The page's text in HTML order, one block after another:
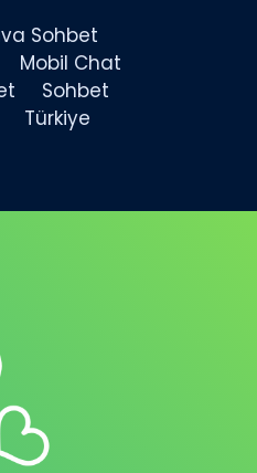
Sohbet
Mobil Chat
Sohbet
Türkiye